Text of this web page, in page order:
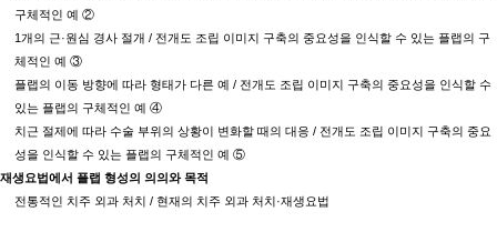
구체적인 예
②
1개의 근·원심 경사 절개 / 전개도 조립 이미지 구축의 중요성을 인식할 수 있는 플랩의 구
체적인 예
③
플랩의 이동 방향에 따라 형태가 다른 예
/ 전개도 조립 이미지 구축의 중요성을 인식할 수
있는 플랩의 구체적인 예
④
치근 절제에 따라 수술 부위의 상황이 변화할 때의 대응 / 전개도 조립 이미지 구축의 중요
성을 인식할 수 있는 플랩의 구체적인 예
⑤
재생요법에서 플랩 형성의 의의와 목적
전통적인 치주 외과 처치
/ 현재의 치주 외과 처치 ·재생요법